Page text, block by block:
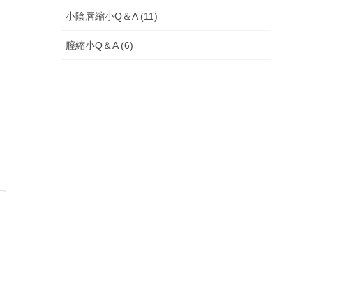
小陰唇縮小Q＆A (11)
膣縮小Q＆A (6)